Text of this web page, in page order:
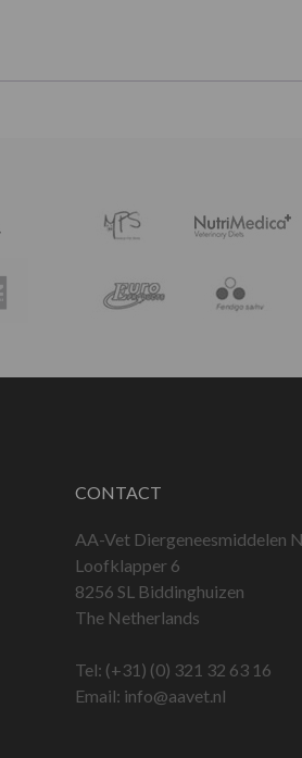
CONTACT
AA-Vet Diergeneesmiddelen
Loofklapper 6
8256 SL Biddinghuizen
The Netherlands
Tel: (+31) (0) 321 32 63 16
Email: info@aavet.nl